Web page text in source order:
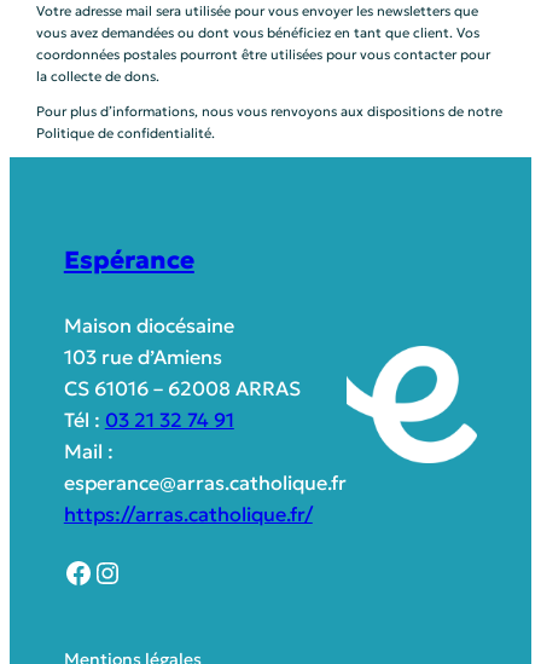
Votre adresse mail sera utilisée pour vous envoyer les newsletters que
vous avez demandées ou dont vous bénéficiez en tant que client. Vos
coordonnées postales pourront être utilisées pour vous contacter pour
la collecte de dons.
Pour plus d’informations, nous vous renvoyons aux dispositions de notre
Politique de confidentialité.
Espérance
Maison diocésaine
103 rue d’Amiens
CS 61016 – 62008 ARRAS
Tél : 03 21 32 74 91
Mail :
esperance@arras.catholique.fr
https://arras.catholique.fr/
Mentions légales